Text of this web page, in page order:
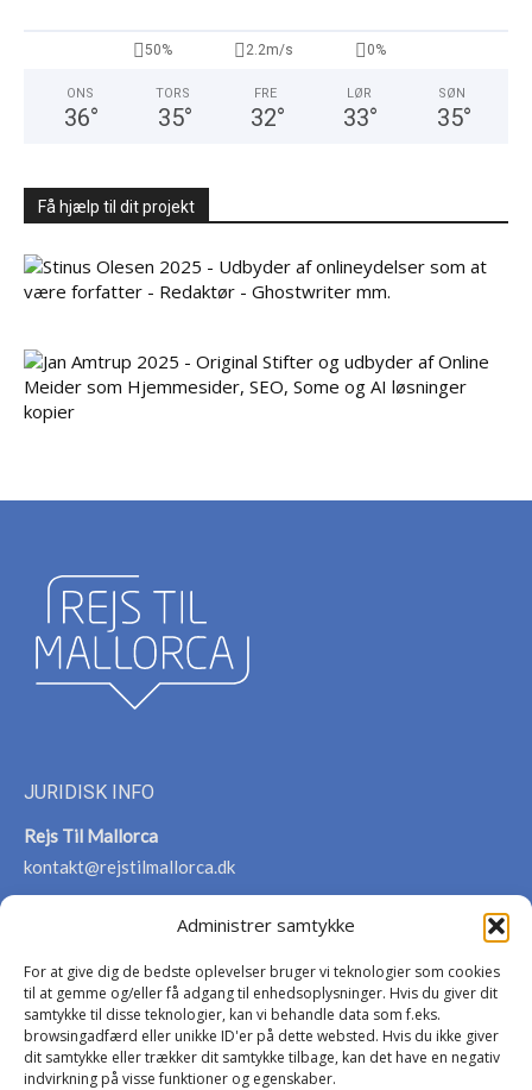
Administrer samtykke
For at give dig de bedste oplevelser bruger vi teknologier som cookies
til at gemme og/eller få adgang til enhedsoplysninger. Hvis du giver dit
samtykke til disse teknologier, kan vi behandle data som f.eks.
browsingadfærd eller unikke ID'er på dette websted. Hvis du ikke giver
dit samtykke eller trækker dit samtykke tilbage, kan det have en negativ
indvirkning på visse funktioner og egenskaber.
50% 2.2m/s 0%
ONS
36°
TORS
35°
FRE
32°
LØR
33°
SØN
35°
Få hjælp til dit projekt
JURIDISK INFO
Rejs Til Mallorca
kontakt@rejstilmallorca.dk
VIGTIG INFO
Persondatapolitik
Cookies